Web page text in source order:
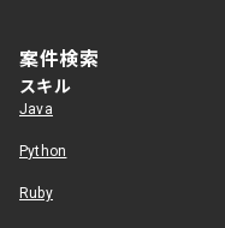
案件検索
スキル
Java
Python
Ruby